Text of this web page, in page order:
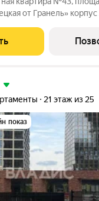
от Гранель» корпус
двор. «Павелецкая от
21 этаж из 25
показ